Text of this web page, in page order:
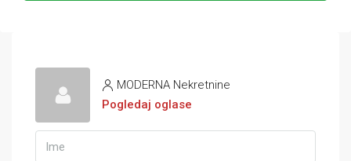
MODERNA Nekretnine
Pogledaj oglase